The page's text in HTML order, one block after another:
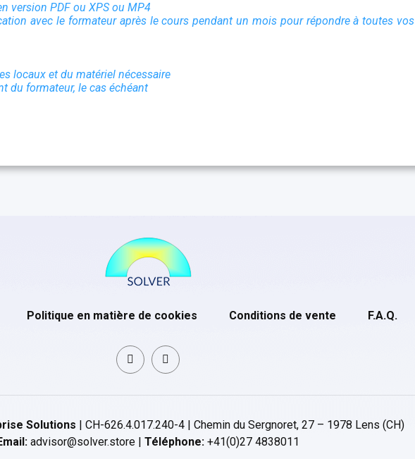
version PDF ou XPS ou MP4
avec le formateur après le cours pendant un mois pour répondre à toutes vos
locaux et du matériel nécessaire
du formateur, le cas échéant
Politique en matière de cookies Conditions de vente F.A.Q.
Solutions | CH-626.4.017.240-4 | Chemin du Sergnoret, 27 – 1978 Lens (CH)
advisor@solver.store | Téléphone: +41(0)27 4838011